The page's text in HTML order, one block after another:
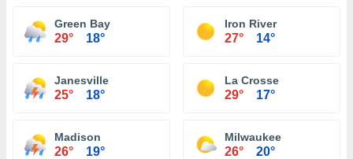
Green Bay
29° 18°
Iron River
27° 14°
Janesville
25° 18°
La Crosse
29° 17°
Madison
26° 19°
Milwaukee
26° 20°